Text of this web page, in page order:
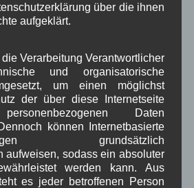
über die ihnen
aufgeklärt.
Verarbeitung Verantwortlicher
und organisatorische
um einen möglichst
der über diese Internetseite
Daten
können Internetbasierte
grundsätzlich
aufweisen, sodass ein absoluter
werden kann. Aus
es jeder betroffenen Person